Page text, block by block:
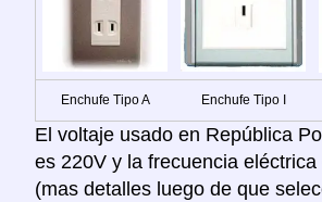
Enchufe Tipo A Enchufe Tipo I
El voltaje usado en República
es 220V y la frecuencia eléctrica
(mas detalles luego de que